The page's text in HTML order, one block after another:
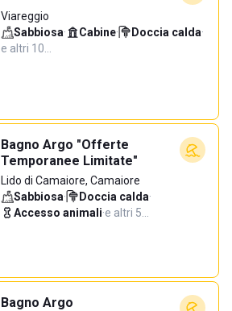
Viareggio
Sabbiosa· Cabine· Doccia calda·
e altri 10…
Bagno Argo "Offerte
Temporanee Limitate"
Lido di Camaiore, Camaiore
Sabbiosa· Doccia calda·
Accesso animali·e altri 5…
Bagno Argo